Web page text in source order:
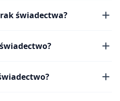
świadectwa?